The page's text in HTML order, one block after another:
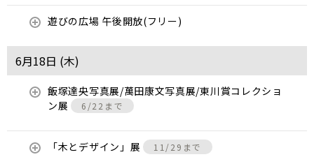
遊びの広場 午後開放(フリー)
6月18日 (木)
飯塚達央写真展/萬田康文写真展/東川賞コレクショ
ン展
6/22まで
「木とデザイン」展 11/29まで